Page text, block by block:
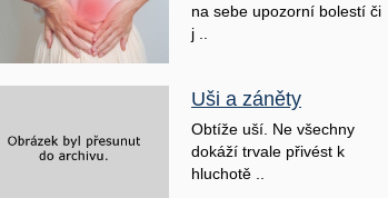
na sebe upozorní bolestí či
j ..
Uši a záněty
Obtíže uší. Ne všechny
dokáží trvale přivést k
hluchotě ..